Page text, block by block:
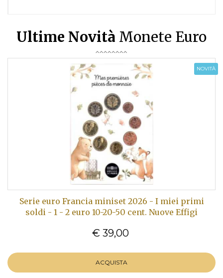
Ultime Novità Monete Euro
NOVITÀ
Serie euro Francia miniset 2026 - I miei primi
soldi - 1 - 2 euro 10-20-50 cent. Nuove Effigi
€ 39,00
ACQUISTA